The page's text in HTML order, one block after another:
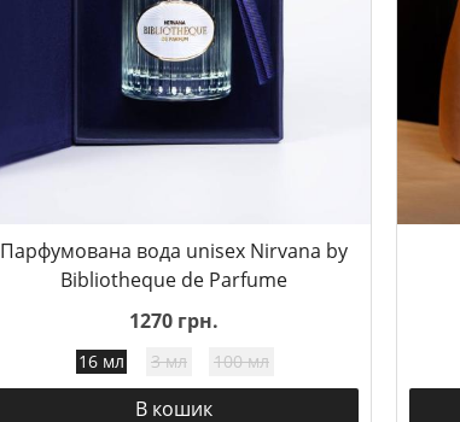
Парфумована вода unisex Nirvana by
Bibliotheque de Parfume
1270 грн.
16 мл 3 мл 100 мл
В кошик